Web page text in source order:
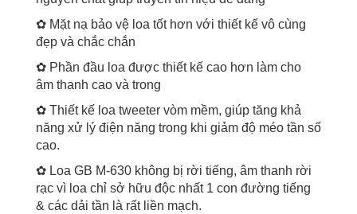
✿ Mặt nạ bảo vệ loa tốt hơn với thiết kế vô cùng
đẹp và chắc chắn
✿ Phần đầu loa được thiết kế cao hơn làm cho
âm thanh cao và trong
✿ Thiết kế loa tweeter vòm mềm, giúp tăng khả
năng xử lý điện năng trong khi giảm độ méo tần số
cao.
✿ Loa GB M-630 không bị rời tiếng, âm thanh rời
rạc vì loa chỉ sở hữu độc nhất 1 con đường tiếng
& các dải tần là rất liền mạch.